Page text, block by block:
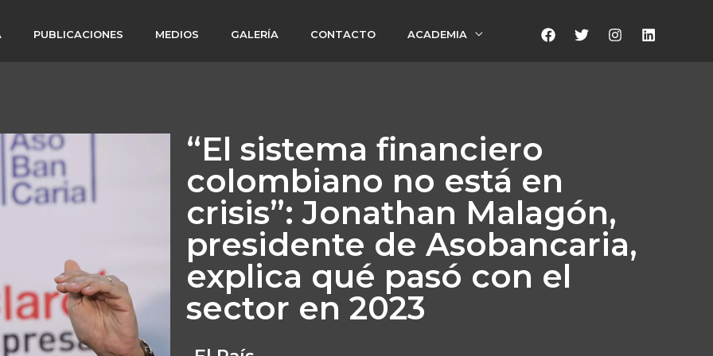
PUBLICACIONES MEDIOS GALERÍA CONTACTO ACADEMIA
“El sistema financiero
colombiano no está en
crisis”: Jonathan Malagón,
presidente de Asobancaria,
explica qué pasó con el
sector en 2023